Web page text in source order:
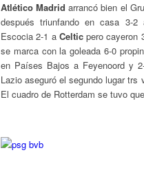
Atlético Madrid arrancó bien el
después triunfando en casa 3-2
Escocia 2-1 a Celticpero cayeron
se marca con la goleada 6-0
en Países Bajos a Feyenoord y
Lazio aseguró el segundo lugar
El cuadro de Rotterdam se tuvo